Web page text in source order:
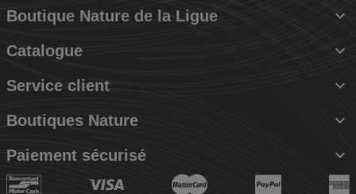
Boutique Nature de la Ligue 
Catalogue 
Service client 
Boutiques Nature 
Paiement sécurisé 